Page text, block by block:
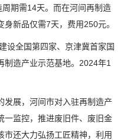
期需14天。而在河间再制造
新品仅需7天，费用250元。
全国第四家、京津冀首家国
造产业示范基地。2024年1
展，河间市对入驻再制造产
一监控，推进废旧件、废旧金
市还大力弘扬工匠精神，利用